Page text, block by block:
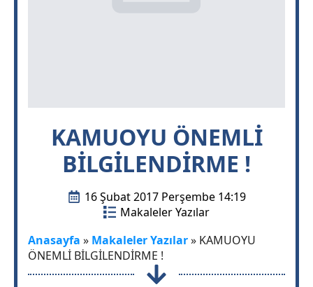
KAMUOYU ÖNEMLİ
BİLGİLENDİRME !
16 Şubat 2017 Perşembe 14:19
Makaleler Yazılar
Anasayfa » Makaleler Yazılar» KAMUOYU
ÖNEMLİ BİLGİLENDİRME !